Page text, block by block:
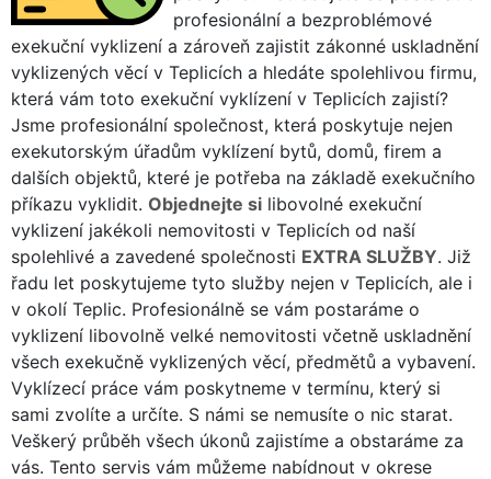
profesionální a bezproblémové
exekuční vyklizení a zároveň zajistit zákonné uskladnění
vyklizených věcí v Teplicích a hledáte spolehlivou firmu,
která vám toto exekuční vyklízení v Teplicích zajistí?
Jsme profesionální společnost, která poskytuje nejen
exekutorským úřadům vyklízení bytů, domů, firem a
dalších objektů, které je potřeba na základě exekučního
příkazu vyklidit. Objednejte si libovolné exekuční
vyklizení jakékoli nemovitosti v Teplicích od naší
spolehlivé a zavedené společnosti EXTRA SLUŽBY. Již
řadu let poskytujeme tyto služby nejen v Teplicích, ale i
v okolí Teplic. Profesionálně se vám postaráme o
vyklizení libovolně velké nemovitosti včetně uskladnění
všech exekučně vyklizených věcí, předmětů a vybavení.
Vyklízecí práce vám poskytneme v termínu, který si
sami zvolíte a určíte. S námi se nemusíte o nic starat.
Veškerý průběh všech úkonů zajistíme a obstaráme za
vás. Tento servis vám můžeme nabídnout v okrese